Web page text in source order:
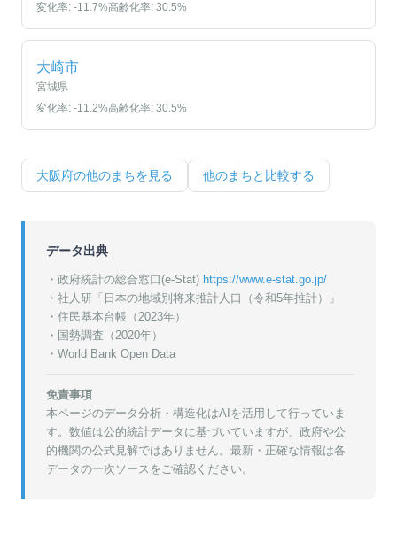
変化率: -11.7%高齢化率: 30.5%
大崎市
宮城県
変化率: -11.2%高齢化率: 30.5%
大阪府の他のまちを見る 他のまちと比較する
データ出典
・政府統計の総合窓口(e-Stat) https://www.e-stat.go.jp/
・ 社人研「日本の地域別将来推計人口（令和5年推計）」
・ 住民基本台帳（2023年）
・ 国勢調査（2020年）
・World Bank Open Data
免責事項
本ページのデータ分析・構造化はAIを活用して行っていま
す。数値は公的統計データに基づいていますが、政府や公
的機関の公式見解ではありません。最新・正確な情報は各
データの一次ソースをご確認ください。